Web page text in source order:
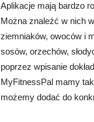
Aplikacje mają bardzo
Można znaleźć w nich
ziemniaków, owoców i
sosów, orzechów,
poprzez wpisanie
MyFitnessPal mamy
możemy dodać do